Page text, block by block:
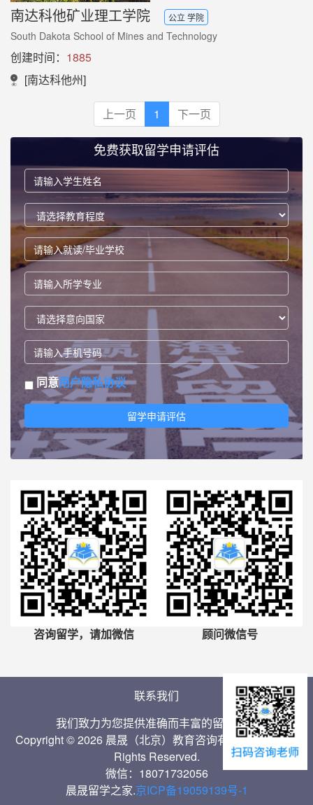
南达科他矿业理工学院 公立 学院
South Dakota School of Mines and Technology
创建时间： 1885
[南达科他州]
上一页 1 下一页
免费获取留学申请评估
同意用户隐私协议
留学申请评估
咨询留学，请加微信 顾问微信号
联系我们
我们致力为您提供准确而丰富的留学信息
Copyright © 2026 晨晟（北京）教育咨询有限公司 Inc. All
Rights Reserved.
微信：18071732056
晨晟留学之家.京ICP备19059139号-1